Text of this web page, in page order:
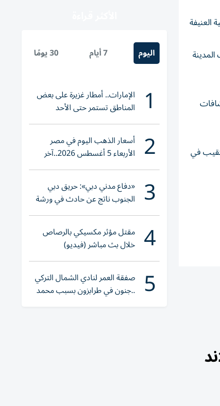
العنيفة
التنقيب في
اليوم 7 أيام 30 يومًا
1 الإمارات.. أمطار غزيرة على بعض
المناطق تستمر حتى الأحد
2 أسعار الذهب اليوم في مصر
الأربعاء 5 أغسطس 2026..آخر
تحديث لعيار 21
3 «دفاع مدني دبي»: حريق دبي
الجنوب ناتج عن حادث في ورشة
ولا إصابات
4 مقتل مؤثر مكسيكي بالرصاص
خلال بث مباشر (فيديو)
5 صفقة العمر لنادي الشمال التركي
..جنون في طرابزون بسبب محمد